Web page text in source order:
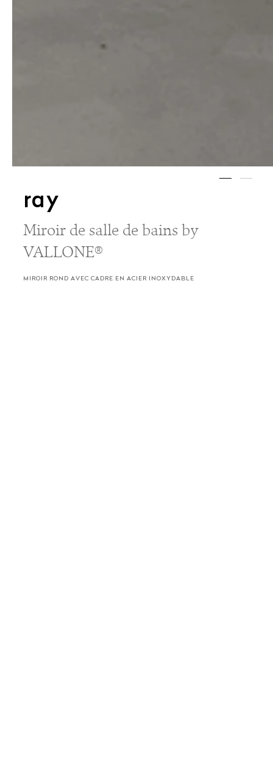
ray
Miroir de salle de bains by
VALLONE®
MIROIR ROND AVEC CADRE EN ACIER INOXYDABLE